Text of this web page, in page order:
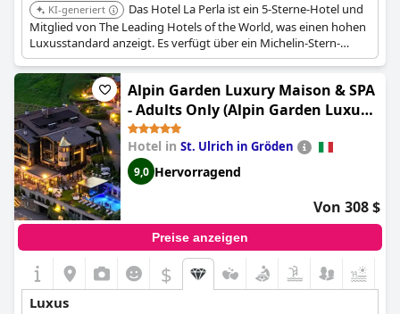
KI-generiert
Das Hotel La Perla ist ein 5-Sterne-Hotel und
Mitglied von The Leading Hotels of the World, was einen hohen
Luxusstandard anzeigt. Es verfügt über ein Michelin-Stern-
Restaurant, ein Spa mit natürlichen ganzheitlichen
Behandlungen, einen Innenpool und bietet Ski-in/Ski-out-
Zugang.
Alpin Garden Luxury Maison & SPA
- Adults Only (Alpin Garden Luxury
Maison & SPA - Adults Retreat)
Hotel in St. Ulrich in Gröden
9,0 Hervorragend
Von 308 $
Preise anzeigen
$
Luxus